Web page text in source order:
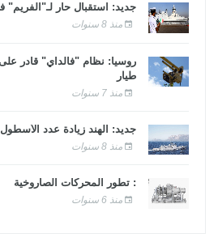
جديد: استقبال حار لـ"الفريم"
منذ 8 سنوات
روسيا: نظام "فالداي" قادر
طيار
منذ 7 سنوات
جديد: الهند زيادة عدد
منذ 8 سنوات
: تطور المحركات الصاروخية
منذ 6 سنوات